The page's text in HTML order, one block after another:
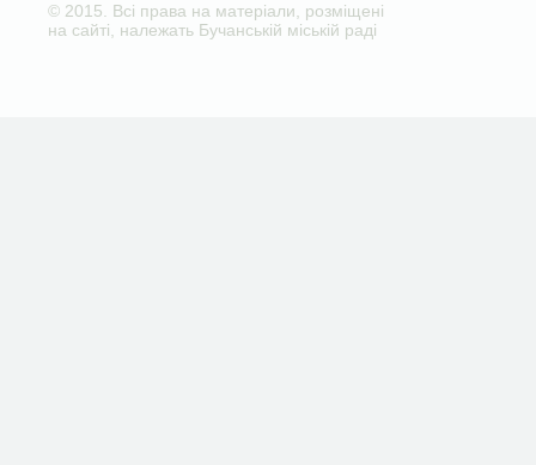
© 2015. Всі права на матеріали, розміщені
на сайті, належать Бучанській міській раді